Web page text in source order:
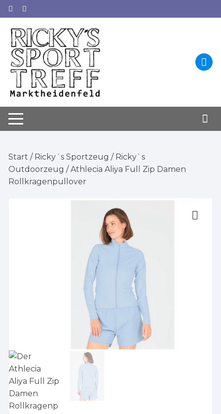
Zum
Inhalt
springen
Start / Ricky´s Sportzeug / Ricky`s
Outdoorzeug / Athlecia Aliya Full Zip Damen
Rollkragenpullover